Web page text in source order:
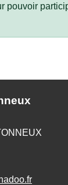
pouvoir